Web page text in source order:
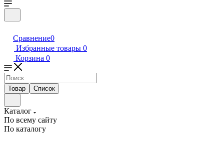
Сравнение0
Избранные товары 0
Корзина 0
Товар Список
Каталог
По всему сайту
По каталогу